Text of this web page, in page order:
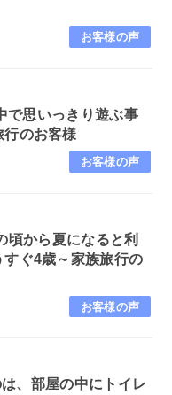
お客様の声
で思いっきり遊ぶ事
行のお客様
お客様の声
頃から夏になると利
ぐ4歳～家族旅行の
お客様の声
、部屋の中にトイレ